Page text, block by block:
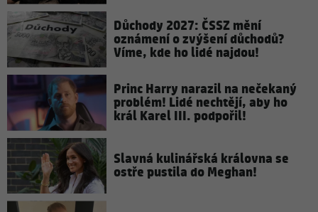
Důchody 2027: ČSSZ mění
oznámení o zvýšení důchodů?
Víme, kde ho lidé najdou!
Princ Harry narazil na nečekaný
problém! Lidé nechtějí, aby ho
král Karel III. podpořil!
Slavná kulinářská královna se
ostře pustila do Meghan!